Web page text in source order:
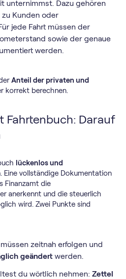
unternimmst. Dazu gehören
zu Kunden oder
jede Fahrt müssen der
sowie der genaue
werden.
Anteil der privaten und
korrekt berechnen.
Fahrtenbuch: Darauf
lückenlos und
Eine vollständige Dokumentation
Finanzamt die
anerkennt und die steuerlich
wird. Zwei Punkte sind
zeitnah erfolgen und
geändert werden.
du wörtlich nehmen: Zettel